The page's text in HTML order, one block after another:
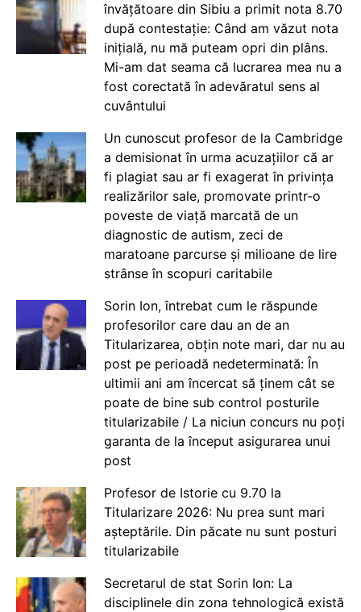
învățătoare din Sibiu a primit nota 8.70
după contestație: Când am văzut nota
inițială, nu mă puteam opri din plâns.
Mi-am dat seama că lucrarea mea nu a
fost corectată în adevăratul sens al
cuvântului
Un cunoscut profesor de la Cambridge
a demisionat în urma acuzațiilor că ar
fi plagiat sau ar fi exagerat în privința
realizărilor sale, promovate printr-o
poveste de viață marcată de un
diagnostic de autism, zeci de
maratoane parcurse și milioane de lire
strânse în scopuri caritabile
Sorin Ion, întrebat cum le răspunde
profesorilor care dau an de an
Titularizarea, obțin note mari, dar nu au
post pe perioadă nedeterminată: În
ultimii ani am încercat să ținem cât se
poate de bine sub control posturile
titularizabile / La niciun concurs nu poți
garanta de la început asigurarea unui
post
Profesor de Istorie cu 9.70 la
Titularizare 2026: Nu prea sunt mari
așteptările. Din păcate nu sunt posturi
titularizabile
Secretarul de stat Sorin Ion: La
disciplinele din zona tehnologică există